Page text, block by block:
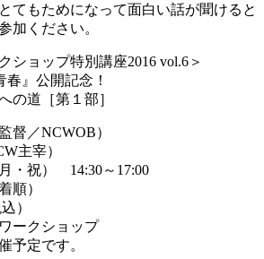
てもためになって面白い話が聞けると
加ください。
ショップ特別講座2016 vol.6＞
』公開記念！
の道［第１部］
督／NCWOB）
主宰）
・祝） 14:30～17:00
順）
）
ークショップ
予定です。